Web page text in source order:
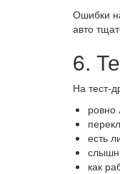
Ошибки
авто
6.
На тест-
ровно
есть
как